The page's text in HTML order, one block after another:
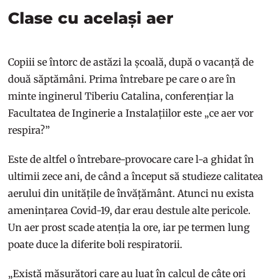
Clase cu același aer
Copiii se întorc de astăzi la școală, după o vacanță de
două săptămâni. Prima întrebare pe care o are în
minte inginerul Tiberiu Catalina, conferențiar la
Facultatea de Inginerie a Instalațiilor este „ce aer vor
respira?”
Este de altfel o întrebare-provocare care l-a ghidat în
ultimii zece ani, de când a început să studieze calitatea
aerului din unitățile de învățământ. Atunci nu exista
amenințarea Covid-19, dar erau destule alte pericole.
Un aer prost scade atenția la ore, iar pe termen lung
poate duce la diferite boli respiratorii.
„Există măsurători care au luat în calcul de câte ori